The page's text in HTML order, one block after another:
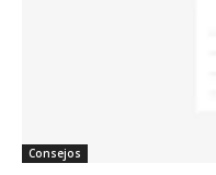
Consejos